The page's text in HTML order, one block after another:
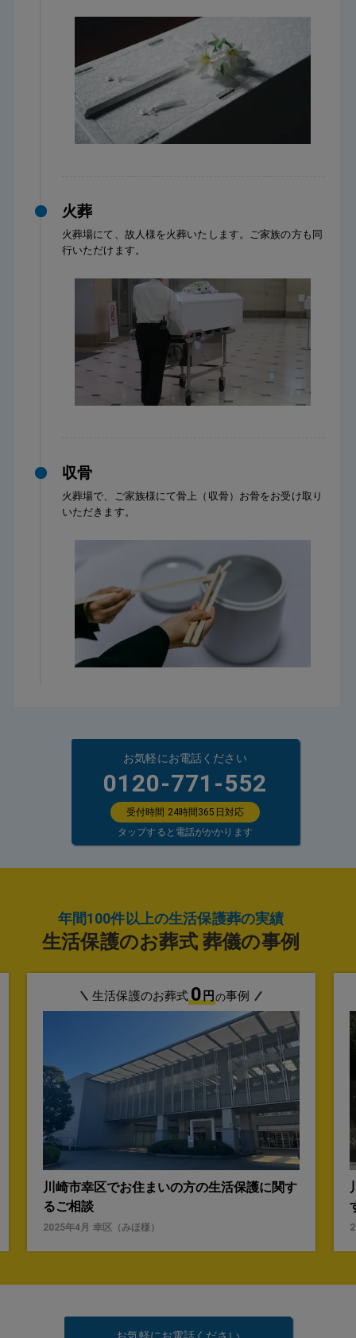
火葬
火葬場にて、故人様を火葬いたします。ご家族の方も同
行いただけます。
収骨
火葬場で、ご家族様にて骨上（収骨）お骨をお受け取り
いただきます。
お気軽にお電話ください
0120-771-552
受付時間 24時間365日対応
タップすると電話がかかります
年間100件以上の生活保護葬の実績
生活保護のお葬式 葬儀の事例
生活保護のお葬式0円 の事例
川崎市幸区でお住まいの方の生活保護に関す
るご相談
2025年4月 幸区 （みほ様）